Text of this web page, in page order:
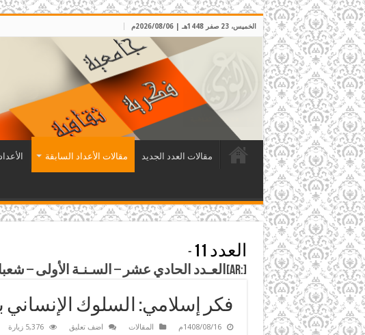
الخميس، 23 صفر 1448هـ | 2026/08/06م
مقالات العدد الجديد مقالات الأعداد السابقة
العدد 11
-
[:ar]العـدد الحادي عشر – السـنـة الأولى – شعبان 1408هـ – نيسان 1988م[:]
فكر إسلامي: السلوك الإنساني
1408/08/16م المقالات اضف تعليق 5,376 زيارة